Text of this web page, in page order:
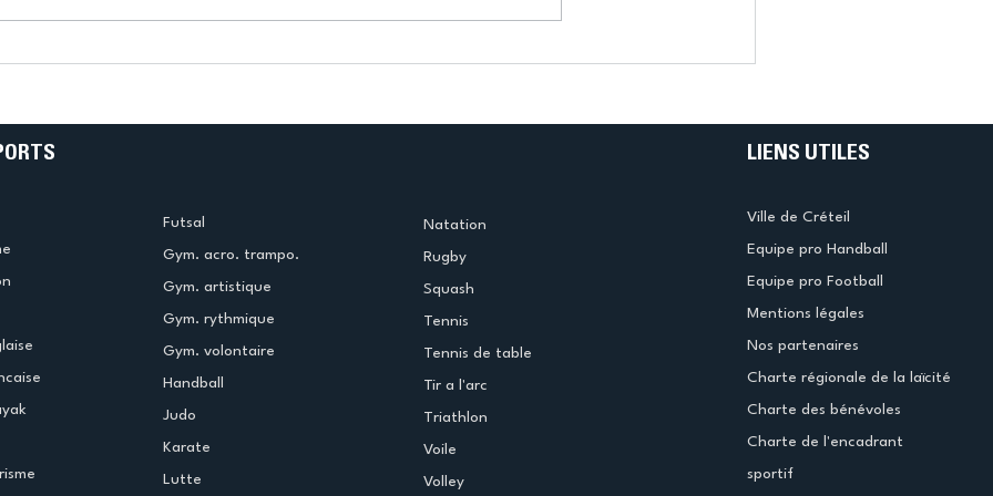
termine la saison en
Futsal
Gym. acro. trampo.
Gym. artistique
Gym. rythmique
Gym. volontaire
Handball
Judo
Karate
Lutte
Natation
Rugby
Squash
Tennis
Tennis de table
Tir a l'arc
Triathlon
Voile
Volley
LIENS UTILES
Ville de Créteil
Equipe pro Handball
Equipe pro Football
Mentions légales
Nos partenaires
Charte régionale de la laïcité
Charte des bénévoles
Charte de l'encadrant
sportif